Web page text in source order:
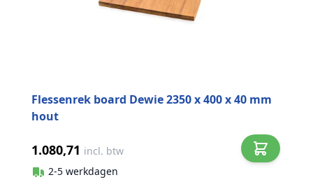
Flessenrek board Dewie 2350 x 400 x 40 mm
hout
1.080,71 incl. btw
2-5 werkdagen